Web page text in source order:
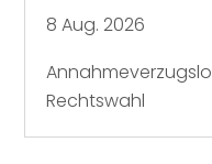
8 Aug. 2026
Rechtswahl